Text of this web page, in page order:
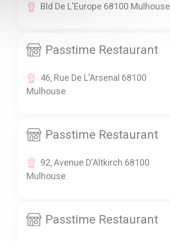
Bld De L'Europe 68100 Mulhouse
Passtime Restaurant
46, Rue De L'Arsenal 68100
Mulhouse
Passtime Restaurant
92, Avenue D'Altkirch 68100
Mulhouse
Passtime Restaurant